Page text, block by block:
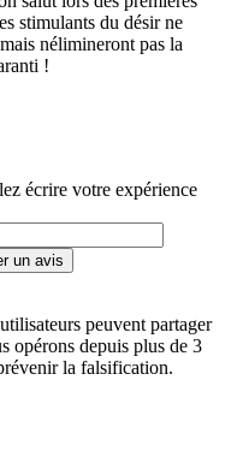
stimulants du désir ne
nélimineront pas la
!
écrire votre expérience
un avis
peuvent partager
opérons depuis plus de 3
la falsification.